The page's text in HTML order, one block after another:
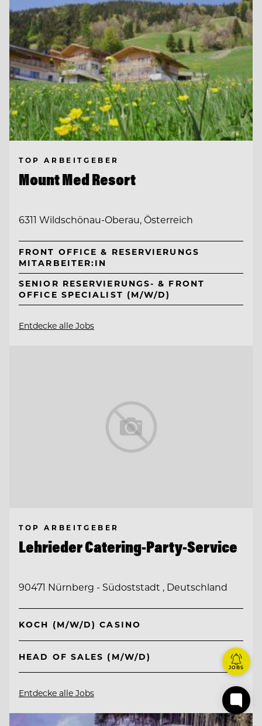
TOP ARBEITGEBER
Mount Med Resort
6311 Wildschönau-Oberau, Österreich
FRONT OFFICE & RESERVIERUNGS
MITARBEITER:IN
SENIOR RESERVIERUNGS- & FRONT
OFFICE SPECIALIST (M/W/D)
Entdecke alle Jobs
TOP ARBEITGEBER
Lehrieder Catering-Party-Service
90471 Nürnberg - Südoststadt , Deutschland
KOCH (M/W/D) CASINO
HEAD OF SALES (M/W/D)
Entdecke alle Jobs
JOBS